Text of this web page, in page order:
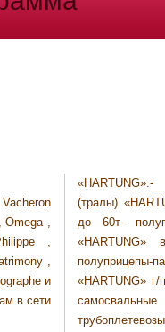
Omega ,
,
,
и
в сети
(тралы)
до 60т-
«HARTUNG»
«HARTUNG»
продавцов на
компания
экспертных
технческую
техники